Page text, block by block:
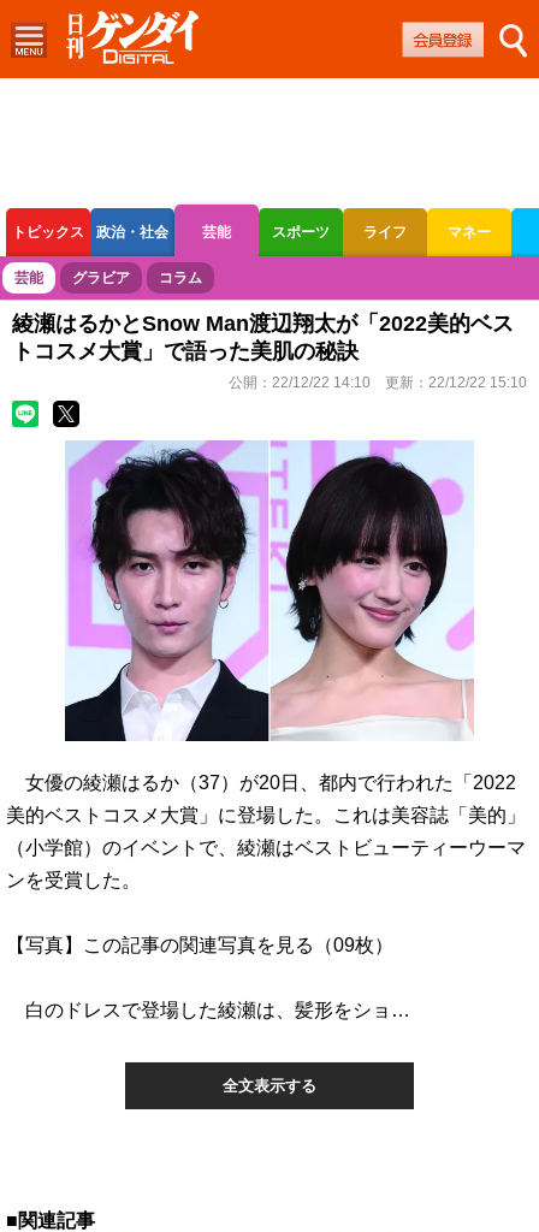
トピックス 政治・社会 芸能 スポーツ ライフ マネー
ボートレース 競輪 オートレース
芸能 グラビア コラム
綾瀬はるかとSnow Man渡辺翔太が「2022美的ベス
トコスメ大賞」で語った美肌の秘訣
公開： 22/12/22 14:10 更新： 22/12/22 15:10
女優の綾瀬はるか（37）が20日、都内で行われた「2022
美的ベストコスメ大賞」に登場した。これは美容誌「美的」
（小学館）のイベントで、綾瀬はベストビューティーウーマ
ンを受賞した。
【写真】この記事の関連写真を見る（09枚）
白のドレスで登場した綾瀬は、髪形をショ…
全文表示する
■関連記事